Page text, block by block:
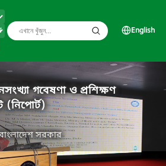
English
গবেষণা ও প্রশিক্ষণ
(নিপোর্ট)
বাংলাদেশ সরকার